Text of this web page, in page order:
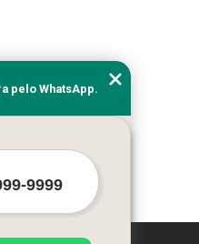
pelo WhatsApp.